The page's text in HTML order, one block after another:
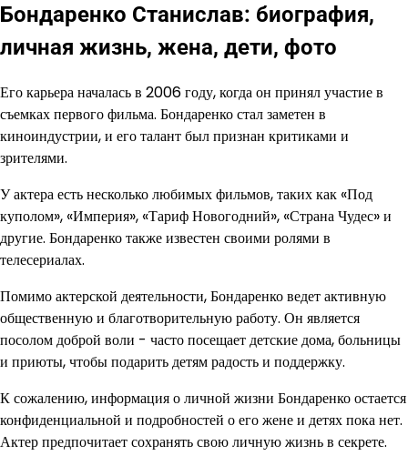
Бондаренко Станислав: биография,
личная жизнь, жена, дети, фото
Его карьера началась в 2006 году, когда он принял участие в
съемках первого фильма. Бондаренко стал заметен в
киноиндустрии, и его талант был признан критиками и
зрителями.
У актера есть несколько любимых фильмов, таких как «Под
куполом», «Империя», «Тариф Новогодний», «Страна Чудес» и
другие. Бондаренко также известен своими ролями в
телесериалах.
Помимо актерской деятельности, Бондаренко ведет активную
общественную и благотворительную работу. Он является
посолом доброй воли - часто посещает детские дома, больницы
и приюты, чтобы подарить детям радость и поддержку.
К сожалению, информация о личной жизни Бондаренко остается
конфиденциальной и подробностей о его жене и детях пока нет.
Актер предпочитает сохранять свою личную жизнь в секрете.